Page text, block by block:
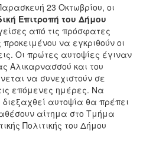
23 Οκτωβρίου, οι
Επιτροπή του Δήμου
από τις πρόσφατες
να εγκριθούν οι
Οι πρώτες αυτοψίες έγιναν
Αλικαρνασσού και του
να συνεχιστούν σε
επόμενες ημέρες. Να
διεξαχθεί αυτοψία θα πρέπει
αίτημα στο Τμήμα
Πολιτικής του Δήμου